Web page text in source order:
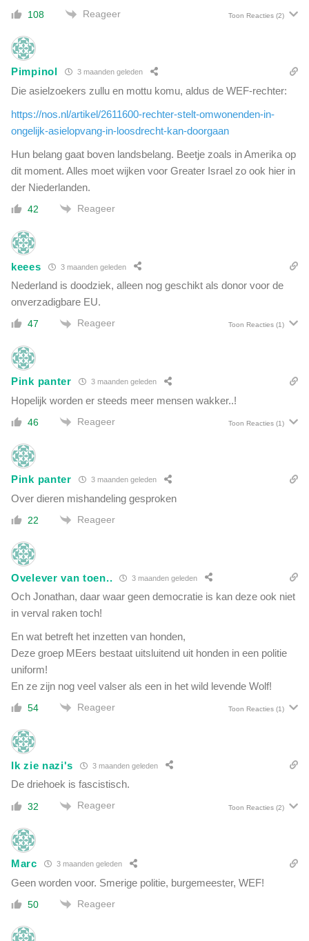
?
c
a
n
e
l
i
i
s
e
t
108 Reageer Toon Reacties (2)
Pimpinol 3 maanden geleden
Die asielzoekers zullu en mottu komu, aldus de WEF-rechter:
https://nos.nl/artikel/2611600-rechter-stelt-omwonenden-in-
ongelijk-asielopvang-in-loosdrecht-kan-doorgaan
Hun belang gaat boven landsbelang. Beetje zoals in Amerika op
dit moment. Alles moet wijken voor Greater Israel zo ook hier in
der Niederlanden.
42 Reageer
keees 3 maanden geleden
Nederland is doodziek, alleen nog geschikt als donor voor de
onverzadigbare EU.
47 Reageer Toon Reacties (1)
Pink panter 3 maanden geleden
Hopelijk worden er steeds meer mensen wakker..!
46 Reageer Toon Reacties (1)
Pink panter 3 maanden geleden
Over dieren mishandeling gesproken
22 Reageer
Ovelever van toen.. 3 maanden geleden
Och Jonathan, daar waar geen democratie is kan deze ook niet
in verval raken toch!
En wat betreft het inzetten van honden,
Deze groep MEers bestaat uitsluitend uit honden in een politie
uniform!
En ze zijn nog veel valser als een in het wild levende Wolf!
54 Reageer Toon Reacties (1)
Ik zie nazi's 3 maanden geleden
De driehoek is fascistisch.
32 Reageer Toon Reacties (2)
Marc 3 maanden geleden
Geen worden voor. Smerige politie, burgemeester, WEF!
50 Reageer